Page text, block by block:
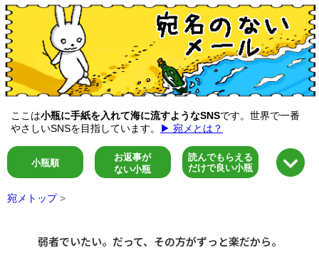
ここは小瓶に手紙を入れて海に流すようなSNSです。世界で一番
やさしいSNSを目指しています。
▶ 宛メとは？
小瓶順
お返事が
ない小瓶
読んでもらえる
だけで良い小瓶
宛メトップ >
弱者でいたい。だって、その方がずっと楽だから。